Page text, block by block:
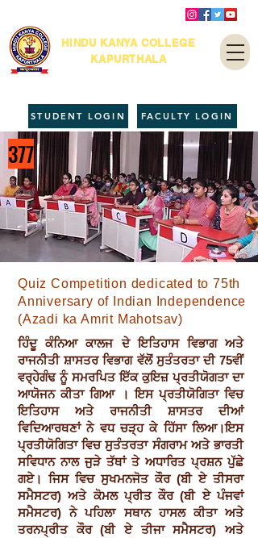
HINDU KANYA COLLEGE
KAPURTHALA
FACULTY LOGIN
STUDENT LOGIN
377
Quiz Competition dedicated to 75th
Anniversary of Indian Independence
(Azadi ka Amrit Mahotsav)
ਹਿੰਦੂ ਕੰਨਿਆ ਕਾਲਜ ਦੇ ਇਤਿਹਾਸ ਵਿਭਾਗ ਅਤੇ
ਰਾਜਨੀਤੀ ਸ਼ਾਸਤਰ ਵਿਭਾਗ ਵੱਲੋਂ ਸੁਤੰਤਰਤਾ ਦੀ 75ਵੀਂ
ਵਰ੍ਹੇਗੰਢ ਨੂੰ ਸਮਰਪਿਤ ਇੱਕ ਕੁਇਜ਼ ਪ੍ਰਤੀਯੋਗਤਾ ਦਾ
ਆਯੋਜਨ ਕੀਤਾ ਗਿਆ । ਇਸ ਪ੍ਰਤੀਯੋਗਿਤਾ ਵਿਚ
ਇਤਿਹਾਸ ਅਤੇ ਰਾਜਨੀਤੀ ਸ਼ਾਸਤਰ ਦੀਆਂ
ਵਿਦਿਆਰਥਣਾਂ ਨੇ ਵਧ ਚੜ੍ਹ ਕੇ ਹਿੱਸਾ ਲਿਆ।ਇਸ
ਪ੍ਰਤੀਯੋਗਿਤਾ ਵਿਚ ਸੁਤੰਤਰਤਾ ਸੰਗਰਾਮ ਅਤੇ ਭਾਰਤੀ
ਸਵਿਧਾਨ ਨਾਲ ਜੁੜੇ ਤੱਥਾਂ ਤੇ ਅਧਾਰਿਤ ਪ੍ਰਸ਼ਨ ਪੁੱਛੇ
ਗਏ। ਜਿਸ ਵਿਚ ਸੁਖਮਨਜੋਤ ਕੌਰ (ਬੀ ਏ ਤੀਸਰਾ
ਸਮੈਸਟਰ) ਅਤੇ ਕੋਮਲ ਪ੍ਰੀਤ ਕੌਰ (ਬੀ ਏ ਪੰਜਵਾਂ
ਸਮੈਸਟਰ) ਨੇ ਪਹਿਲਾ ਸਥਾਨ ਹਾਸਲ ਕੀਤਾ ਅਤੇ
ਤਰਨਪ੍ਰੀਤ ਕੌਰ (ਬੀ ਏ ਤੀਜਾ ਸਮੈਸਟਰ) ਅਤੇ